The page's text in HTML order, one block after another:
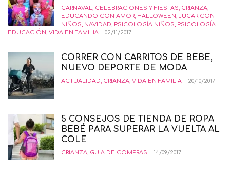
CARNAVAL, CELEBRACIONES Y FIESTAS, CRIANZA,
EDUCANDO CON AMOR, HALLOWEEN, JUGAR CON
NIÑOS, NAVIDAD, PSICOLOGÍA NIÑOS, PSICOLOGÍA-
EDUCACIÓN, VIDA EN FAMILIA 02/11/2017
CORRER CON CARRITOS DE BEBE,
NUEVO DEPORTE DE MODA
ACTUALIDAD, CRIANZA, VIDA EN FAMILIA 20/10/2017
5 CONSEJOS DE TIENDA DE ROPA
BEBÉ PARA SUPERAR LA VUELTA AL
COLE
CRIANZA, GUIA DE COMPRAS 14/09/2017